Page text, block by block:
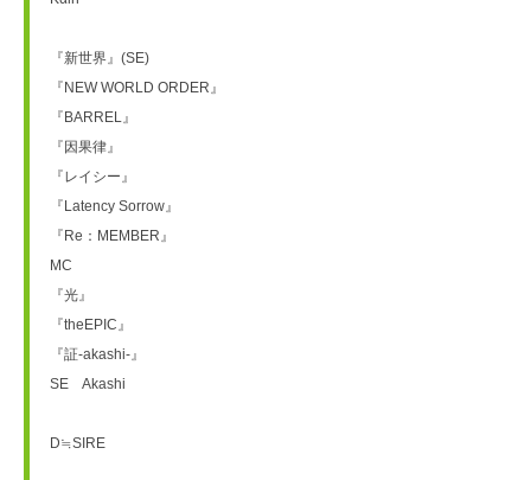
『新世界』(SE)
『NEW WORLD ORDER』
『BARREL』
『因果律』
『レイシー』
『Latency Sorrow』
『Re：MEMBER』
MC
『光』
『theEPIC』
『証-akashi-』
SE　Akashi
D≒SIRE